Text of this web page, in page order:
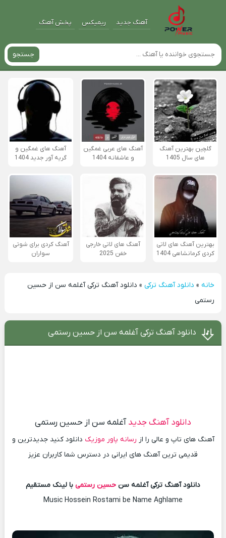
آهنگ جدید ریمیکس پخش آهنگ
جستجو
گلچین بهترین آهنگ
های سال 1405
آهنگ های عربی غمگین
و عاشقانه 1404
آهنگ های غمگین و
گریه آور جدید 1404
بهترین آهنگ های لاتی
کردی کرمانشاهی 1404
آهنگ های لاتی خارجی
خفن 2025
آهنگ کردی برای شوتی
سواران
خانه» دانلود آهنگ ترکی» دانلود آهنگ ترکی آغلمه سن از حسین
رستمی
دانلود آهنگ ترکی آغلمه سن از حسین رستمی
دانلود آهنگ جدید آغلمه سن از حسین رستمی
آهنگ های تاپ و عالی را از رسانه پاور موزیک دانلود کنید جدیدترین و
قدیمی ترین آهنگ های ایرانی در دسترس شما کاربران عزیز
دانلود آهنگ ترکی آغلمه سن حسین رستمی با لینک مستقیم
Music Hossein Rostami be Name Aghlame